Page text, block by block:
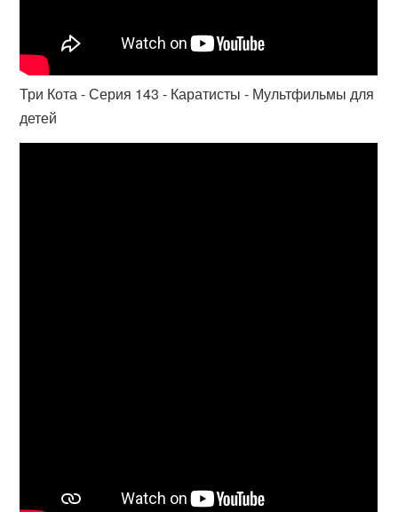
Три Кота - Серия 143 - Каратисты - Мультфильмы для
детей